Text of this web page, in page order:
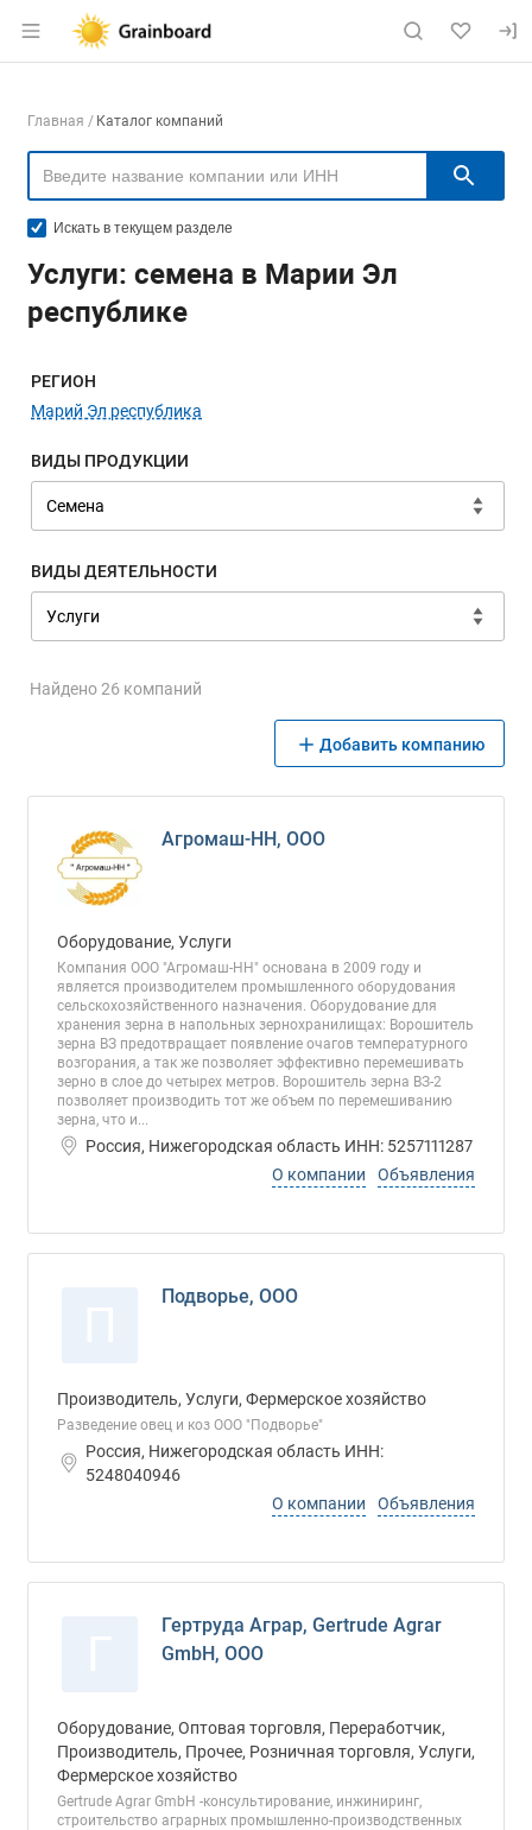
Раздел навигации по сайту
Навигация по компаниям
Главная Каталог компаний
Искать в текущем разделе
Услуги: семена в Марии Эл
республике
Меню навигации
РЕГИОН
Марий Эл республика
ВИДЫ ПРОДУКЦИИ
ВИДЫ ДЕЯТЕЛЬНОСТИ
Найдено 26 компаний
Добавить компанию
Агромаш-НН, ООО
Оборудование, Услуги
Компания ООО "Агромаш-НН" основана в 2009 году и
является производителем промышленного оборудования
сельскохозяйственного назначения. Оборудование для
хранения зерна в напольных зернохранилищах: Ворошитель
зерна ВЗ предотвращает появление очагов температурного
возгорания, а так же позволяет эффективно перемешивать
зерно в слое до четырех метров. Ворошитель зерна ВЗ-2
позволяет производить тот же объем по перемешиванию
зерна, что и...
Россия, Нижегородская область ИНН: 5257111287
О компании
Объявления
Подворье, ООО
Производитель, Услуги, Фермерское хозяйство
Разведение овец и коз ООО "Подворье"
Россия, Нижегородская область ИНН:
5248040946
О компании
Объявления
Гертруда Аграр, Gertrude Agrar
GmbH, ООО
Оборудование, Оптовая торговля, Переработчик,
Производитель, Прочее, Розничная торговля, Услуги,
Фермерское хозяйство
Gertrude Agrar GmbH -консультирование, инжиниринг,
строительство аграрных промышленно-производственных